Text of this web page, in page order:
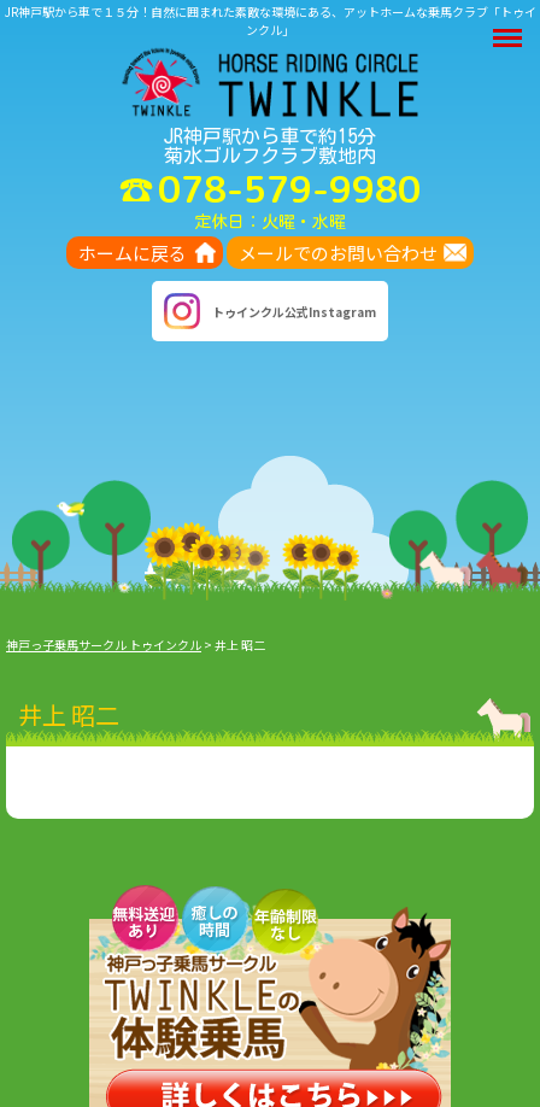
JR神戸駅から車で１５分！自然に囲まれた素敵な環境にある、アットホームな乗馬クラブ「トゥイ
ンクル」
JR神戸駅から車で約15分
菊水ゴルフクラブ敷地内
078-579-9980
定休日：火曜・水曜
ホームに戻る メールでのお問い合わせ
トゥインクル公式Instagram
神戸っ子乗馬サークル トゥインクル > 井上 昭二
井上 昭二